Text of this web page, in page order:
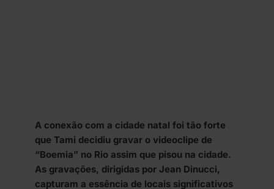
A conexão com a cidade natal foi tão forte
que Tami decidiu gravar o videoclipe de
“Boemia” no Rio assim que pisou na cidade.
As gravações, dirigidas por Jean Dinucci,
capturam a essência de locais significativos